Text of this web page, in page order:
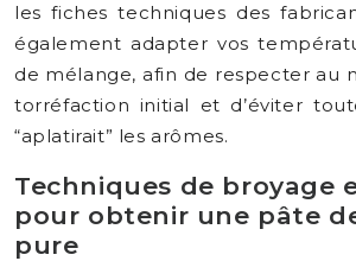
les fiches techniques des
également adapter vos
de mélange, afin de respecter au
torréfaction initial et d’éviter
“aplatirait” les arômes.
Techniques de broyage
pour obtenir une pâte
pure